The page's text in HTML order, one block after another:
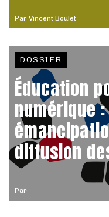
Par Vincent Boulet
Par
DOSSIER
Éducation
numérique
diffusion